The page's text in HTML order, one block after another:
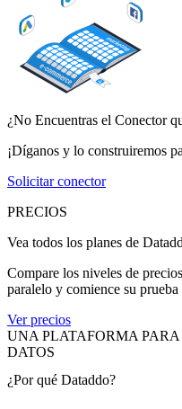
¿No Encuentras el Conector
¡Díganos y lo construiremos
Solicitar conector
PRECIOS
Vea todos los planes de
Compare los niveles de
paralelo y comience su
Ver precios
UNA PLATAFORMA
DATOS
¿Por qué Dataddo?